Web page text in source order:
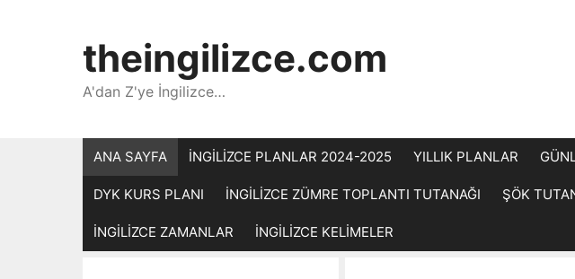
theingilizce.com
A'dan Z'ye İngilizce…
ANA SAYFA İNGİLİZCE PLANLAR 2024-2025 YILLIK PLANLAR
DYK KURS PLANI İNGİLİZCE ZÜMRE TOPLANTI TUTANAĞI ŞÖK
İNGİLİZCE ZAMANLAR İNGİLİZCE KELİMELER